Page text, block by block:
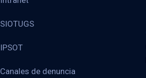
SIOTUGS
IPSOT
Canales de denuncia